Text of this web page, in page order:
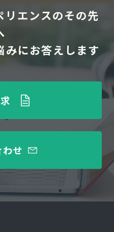
リエンスのその先
みにお答えします
せ